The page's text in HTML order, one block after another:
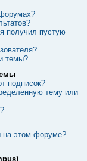
получил пустую
темы?
подписок?
тему или
на этом форуме?